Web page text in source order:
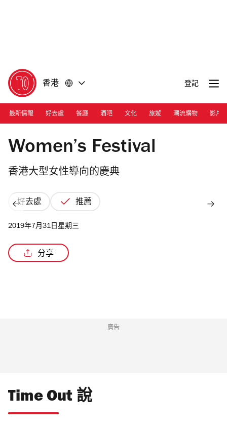
香港 登記
最新情報 好去處 餐廳 酒吧 文化 旅遊 潮流購物 影片
Partner Yoga
Women’s Festival
香港大型女性導向的慶典
好去處 推薦
2019年7月31日星期三
分享
廣告
Time Out 說